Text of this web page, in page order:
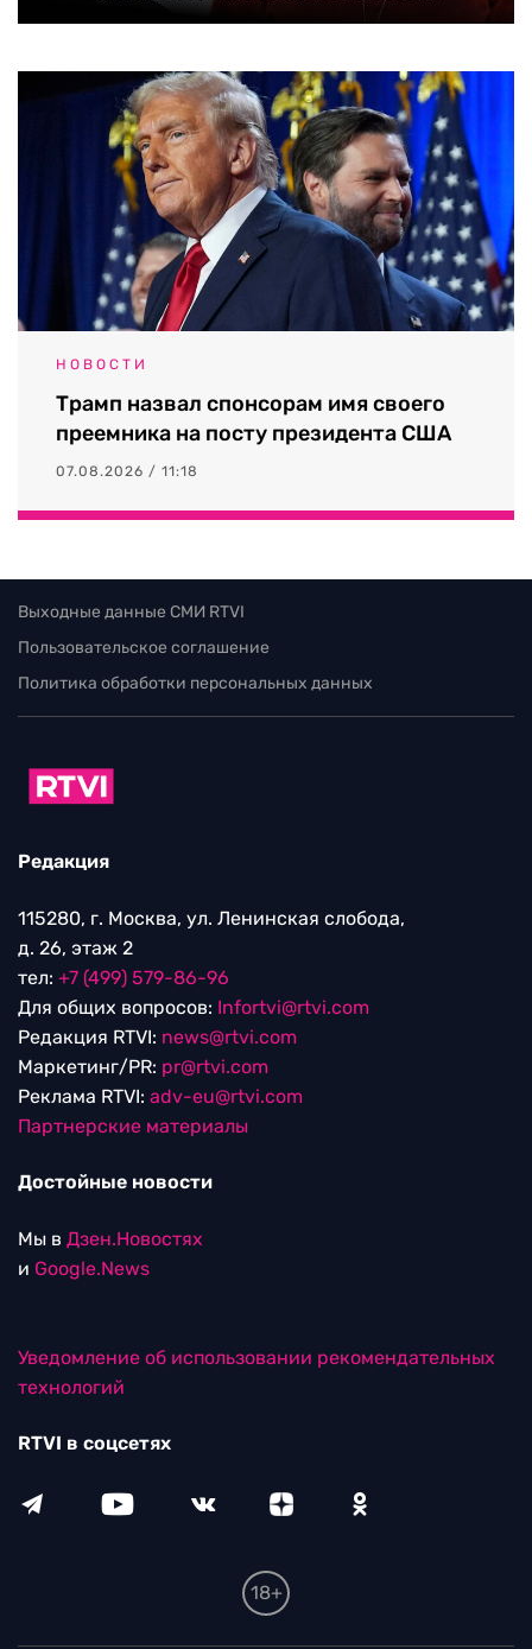
НОВОСТИ
Трамп назвал спонсорам имя своего
преемника на посту президента США
07.08.2026 / 11:18
Выходные данные СМИ RTVI
Пользовательское соглашение
Политика обработки персональных данных
Редакция
115280, г. Москва, ул. Ленинская слобода,
д. 26, этаж 2
тел: +7 (499) 579-86-96
Для общих вопросов: Infortvi@rtvi.com
Редакция RTVI: news@rtvi.com
Маркетинг/PR: pr@rtvi.com
Реклама RTVI: adv-eu@rtvi.com
Партнерские материалы
Достойные новости
Мы в Дзен.Новостях
и Google.News
Уведомление об использовании рекомендательных
технологий
RTVI в соцсетях
18+